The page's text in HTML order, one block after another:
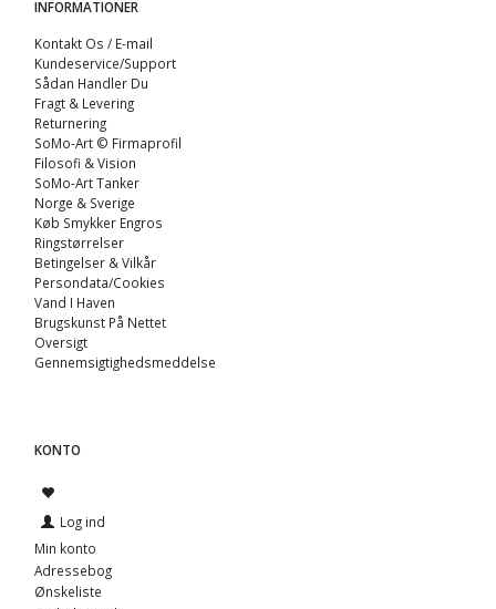
INFORMATIONER
Kontakt Os / E-mail
Kundeservice/Support
Sådan Handler Du
Fragt & Levering
Returnering
SoMo-Art © Firmaprofil
Filosofi & Vision
SoMo-Art Tanker
Norge & Sverige
Køb Smykker Engros
Ringstørrelser
Betingelser & Vilkår
Persondata/Cookies
Vand I Haven
Brugskunst På Nettet
Oversigt
Gennemsigtighedsmeddelse
KONTO
Log ind
Min konto
Adressebog
Ønskeliste